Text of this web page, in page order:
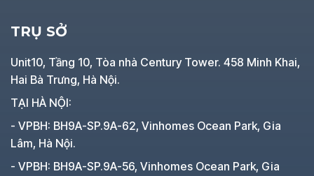
TRỤ SỞ
Unit10, Tầng 10, Tòa nhà Century Tower. 458 Minh Khai,
Hai Bà Trưng, Hà Nội.
TẠI HÀ NỘI:
- VPBH: BH9A-SP.9A-62, Vinhomes Ocean Park, Gia
Lâm, Hà Nội.
- VPBH: BH9A-SP.9A-56, Vinhomes Ocean Park, Gia